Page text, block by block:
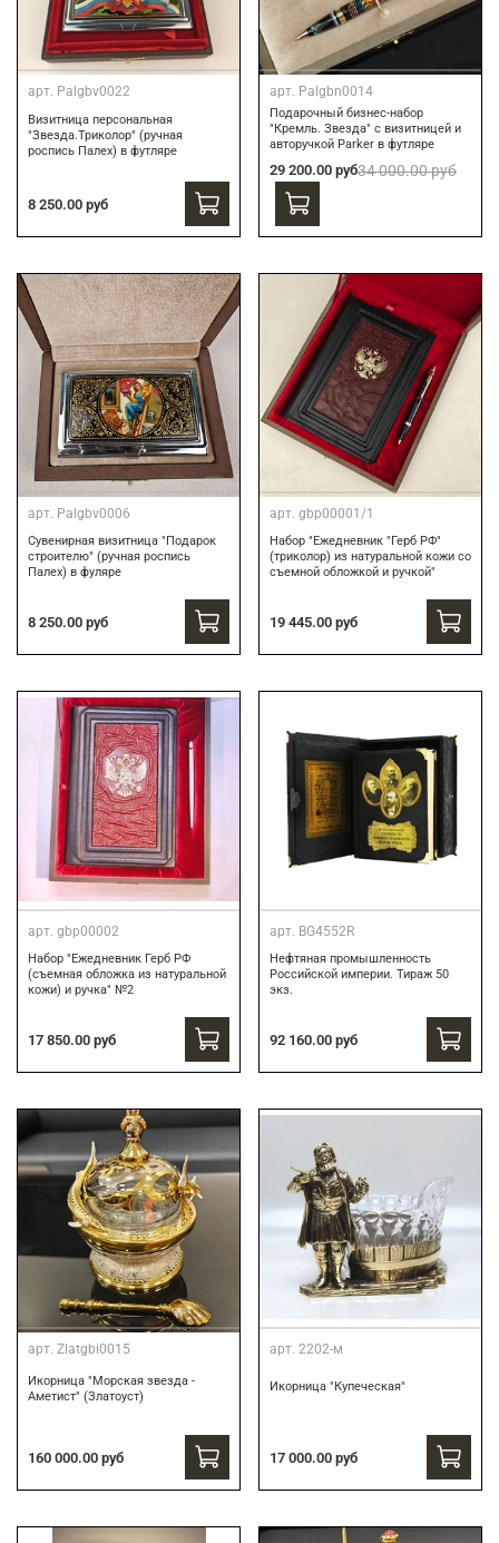
арт. Palgbv0022
Визитница персональная
"Звезда.Триколор" (ручная
роспись Палех) в футляре
8 250.00 руб
арт. Palgbn0014
Подарочный бизнес-набор
"Кремль. Звезда" с визитницей и
авторучкой Parker в футляре
29 200.00 руб34 000.00 руб
арт. Palgbv0006
Сувенирная визитница "Подарок
строителю" (ручная роспись
Палех) в фуляре
8 250.00 руб
арт. gbp00001/1
Набор "Ежедневник "Герб РФ"
(триколор) из натуральной кожи со
съемной обложкой и ручкой"
19 445.00 руб
арт. gbp00002
Набор "Ежедневник Герб РФ
(съемная обложка из натуральной
кожи) и ручка" №2
17 850.00 руб
арт. BG4552R
Нефтяная промышленность
Российской империи. Тираж 50
экз.
92 160.00 руб
арт. Zlatgbi0015
Икорница "Морская звезда -
Аметист" (Златоуст)
160 000.00 руб
арт. 2202-м
Икорница "Купеческая"
17 000.00 руб